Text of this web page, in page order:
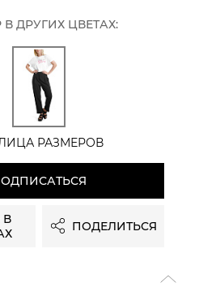
В ДРУГИХ ЦВЕТАХ:
РАЗМЕРОВ
В
ПОДЕЛИТЬСЯ